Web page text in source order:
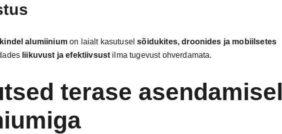
alumiinium on laialt kasutusel sõidukites, droonides ja mobiilsetes
liikuvust ja efektiivsust ilma tugevust ohverdamata.
terase asendamisel